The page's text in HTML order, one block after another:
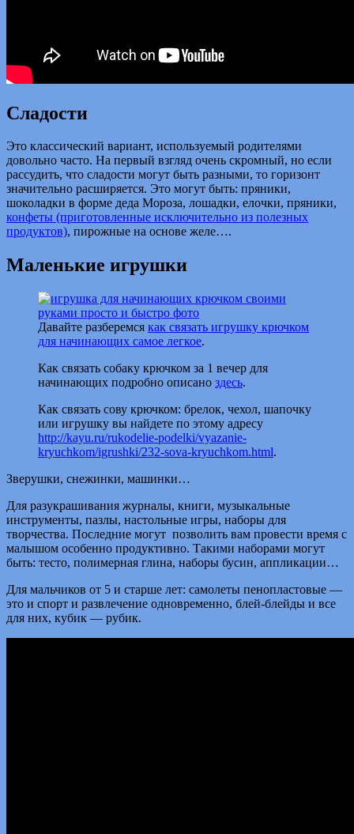
Сладости
Это классический вариант, используемый родителями
довольно часто. На первый взгляд очень скромный, но если
рассудить, что сладости могут быть разными, то горизонт
значительно расширяется. Это могут быть: пряники,
шоколадки в форме деда Мороза, лошадки, елочки, пряники,
конфеты (приготовленные исключительно из полезных
продуктов), пирожные на основе желе….
Маленькие игрушки
Давайте разберемся как связать игрушку крючком
для начинающих самое легкое.
Как связать собаку крючком за 1 вечер для
начинающих подробно описано здесь.
Как связать сову крючком: брелок, чехол, шапочку
или игрушку вы найдете по этому адресу
http://kayu.ru/rukodelie-podelki/vyazanie-
kryuchkom/igrushki/232-sova-kryuchkom.html.
Зверушки, снежинки, машинки…
Для разукрашивания журналы, книги, музыкальные
инструменты, пазлы, настольные игры, наборы для
творчества. Последние могут позволить вам провести время с
малышом особенно продуктивно. Такими наборами могут
быть: тесто, полимерная глина, наборы бусин, аппликации…
Для мальчиков от 5 и старше лет: самолеты пенопластовые —
это и спорт и развлечение одновременно, блей-блейды и все
для них, кубик — рубик.